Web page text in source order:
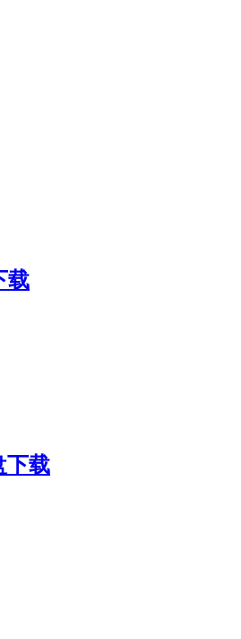
载
下载